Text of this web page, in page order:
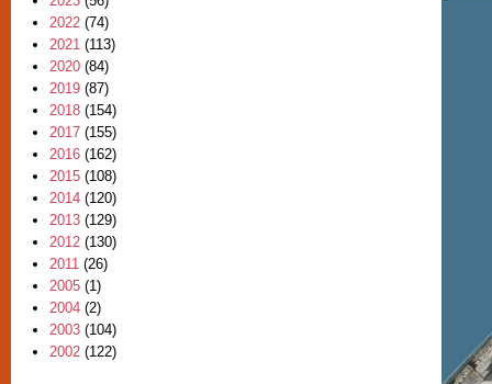
2022 (74)
2021 (113)
2020 (84)
2019 (87)
2018 (154)
2017 (155)
2016 (162)
2015 (108)
2014 (120)
2013 (129)
2012 (130)
2011 (26)
2005 (1)
2004 (2)
2003 (104)
2002 (122)